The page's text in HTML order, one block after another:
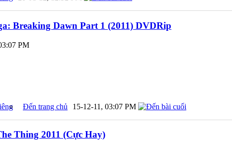
Breaking Dawn Part 1 (2011) DVDRip
PM
Đến trang chủ 15-12-11, 03:07 PM
Thing 2011 (Cực Hay)